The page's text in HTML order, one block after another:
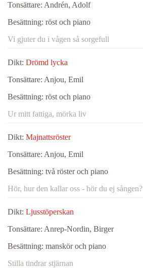
Tonsättare: Andrén, Adolf
Besättning: röst och piano
Vi gjuter du i vågen så sorgefull
Dikt: Drömd lycka
Tonsättare: Anjou, Emil
Besättning: röst och piano
Ur mitt fattiga, mörka liv
Dikt: Majnattsröster
Tonsättare: Anjou, Emil
Besättning: två röster och piano
Hör, hur den kallar oss - hör du ej sången?
Dikt: Ljusstöperskan
Tonsättare: Anrep-Nordin, Birger
Besättning: manskör och piano
Stilla tindrar stjärnan